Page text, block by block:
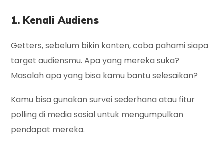
1. Kenali Audiens
Getters, sebelum bikin konten, coba pahami siapa
target audiensmu. Apa yang mereka suka?
Masalah apa yang bisa kamu bantu selesaikan?
Kamu bisa gunakan survei sederhana atau fitur
polling di media sosial untuk mengumpulkan
pendapat mereka.